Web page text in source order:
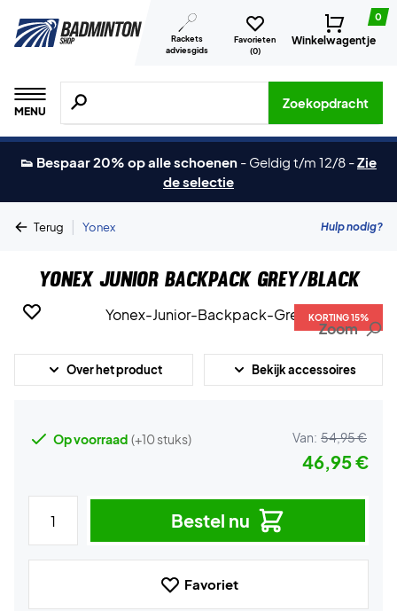
Rackets
adviesgids
Favorieten
(0)
0
Winkelwagentje
MENU
Zoeken naar producten, merken etc.
Zoekopdracht
👟 Bespaar 20% op alle schoenen - Geldig t/m 12/8 -Zie
de selectie
Terug | Yonex Hulp nodig?
Yonex Junior Backpack Grey/Black
KORTING 15%
Zoom
Over het product Bekijk accessoires
Op voorraad (+10 stuks) Van: 54,95 €
46,95 €
Bestel nu
Favoriet